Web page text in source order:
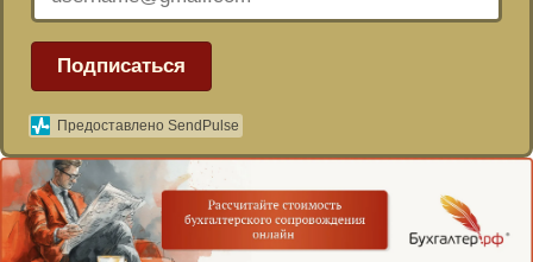
Подписаться
Предоставлено SendPulse